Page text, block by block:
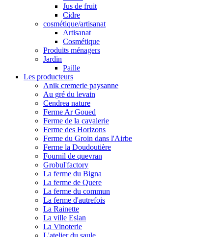
Jus de fruit
Cidre
cosmétique/artisanat
Artisanat
Cosmétique
Produits ménagers
Jardin
Paille
Les producteurs
Anik cremerie paysanne
Au gré du levain
Cendrea nature
Ferme Ar Goued
Ferme de la cavalerie
Ferme des Horizons
Ferme du Groin dans l'Airbe
Ferme la Doudoutière
Fournil de quevran
Grobul'factory
La ferme du Bigna
La ferme de Quere
La ferme du commun
La ferme d'autrefois
La Rainette
La ville Eslan
La Vinoterie
L'atelier du saule